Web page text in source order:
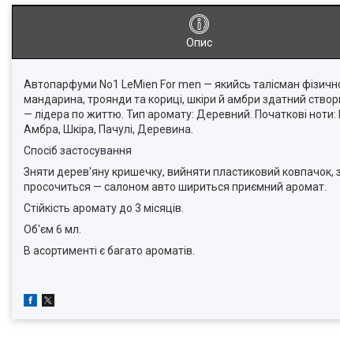
Опис
Автопарфуми No1 LeMien For men — якийсь талісман
мандарина, троянди та кориці, шкіри й амбри здатний
— лідера по життю. Тип аромату: Деревний. Початкові
Амбра, Шкіра, Пачулі, Деревина.
Спосіб застосування
Зняти дерев'яну кришечку, вийняти пластиковий ковпачок,
просочиться — салоном авто шириться приємний аромат.
Стійкість аромату до 3 місяців.
Об'єм 6 мл.
В асортименті є багато ароматів.